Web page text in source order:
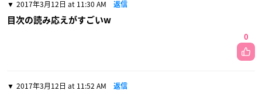
2017年3月12日 at 11:30 AM 返信
目次の読み応えがすごいw
0
2017年3月12日 at 11:52 AM 返信